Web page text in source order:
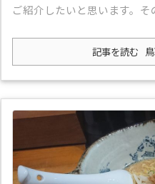
ご紹介したいと思います。
記事を読む